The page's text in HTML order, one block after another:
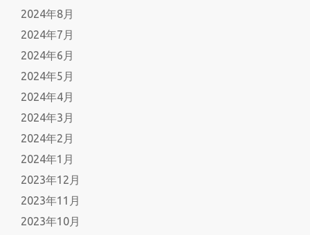
2024年8月
2024年7月
2024年6月
2024年5月
2024年4月
2024年3月
2024年2月
2024年1月
2023年12月
2023年11月
2023年10月